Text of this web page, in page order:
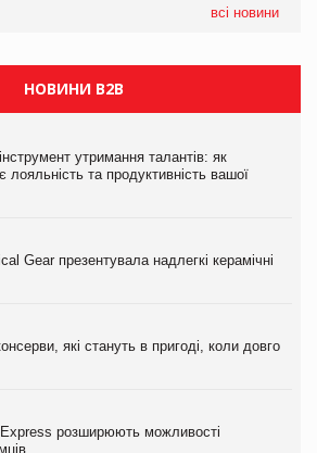
всі новини
НОВИНИ B2B
утримання талантів: як
та продуктивність вашої
Gear презентувала надлегкі керамічні
які стануть в пригоді, коли довго
розширюють можливості